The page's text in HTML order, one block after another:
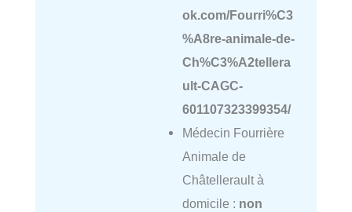
ok.com/Fourri%C3
%A8re-animale-de-
Ch%C3%A2tellera
ult-CAGC-
601107323399354/
Médecin Fourrière
Animale de
Châtellerault à
domicile : non